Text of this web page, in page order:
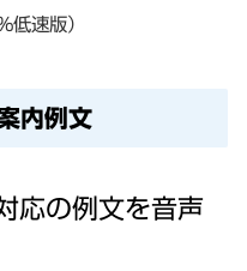
速版）
内例文
応の例文を音声